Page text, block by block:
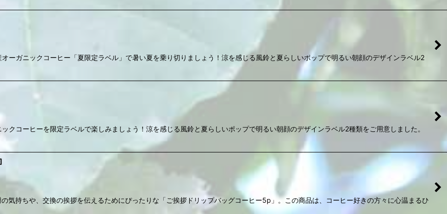
ガニックコーヒー「夏限定ラベル」で暑い夏を乗り切りましょう！涼を感じる風鈴と夏らしいポップで明るい朝顔のデザインラベル2
クコーヒーを限定ラベルで楽しみましょう！涼を感じる風鈴と夏らしいポップで明るい朝顔のデザインラベル2種類をご用意しました。
]
気持ちや、交換の挨拶を伝えるためにぴったりな「ご挨拶ドリップバッグコーヒー5p」。この商品は、コーヒー好きの方々に心温まるひ